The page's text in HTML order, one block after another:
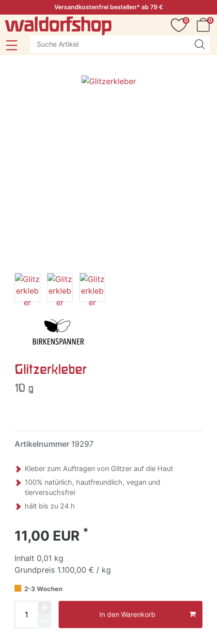
Versandkostenfrei bestellen* ab 79 €
0
0
Glitzerkleber
10 g
Artikelnummer 19297
Kleber zum Auftragen von Glitzer auf die Haut
100% natürlich, hautfreundlich, vegan und
tierversuchsfrei
hält bis zu 24 h
11,00 EUR *
Inhalt 0,01 kg
Grundpreis 1.100,00 € / kg
2-3 Wochen
In den Warenkorb